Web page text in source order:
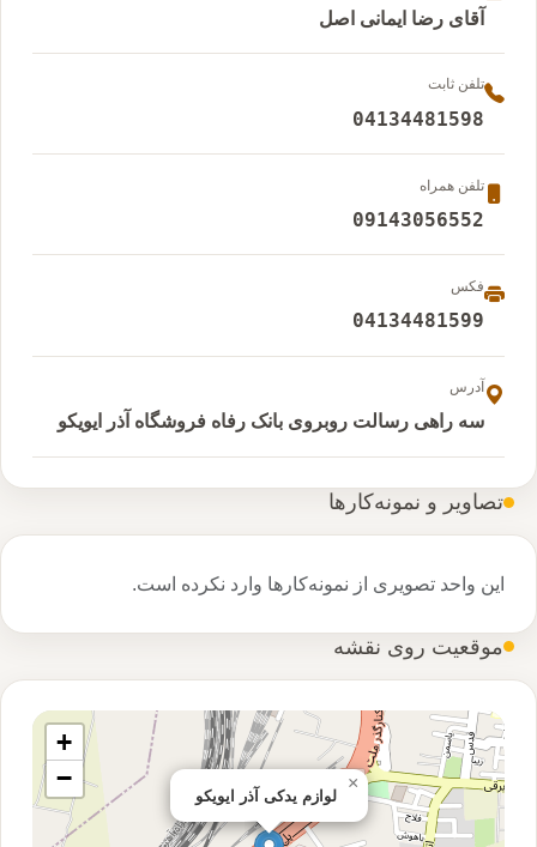
آقای رضا ایمانی اصل
تلفن ثابت
04134481598
تلفن همراه
09143056552
فکس
04134481599
آدرس
سه راهی رسالت روبروی بانک رفاه فروشگاه آذر ایویکو
تصاویر و نمونه‌کارها
این واحد تصویری از نمونه‌کارها وارد نکرده است.
موقعیت روی نقشه
لوازم یدکی آذر ایویکو
×
+
−